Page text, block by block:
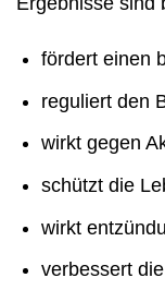
fördert einen
reguliert den
wirkt gegen
schützt die
wirkt
verbessert